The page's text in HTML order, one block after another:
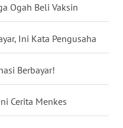
Ogah Beli Vaksin
Ini Kata Pengusaha
Berbayar!
Cerita Menkes